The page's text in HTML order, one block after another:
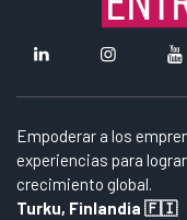
Empoderar a los
experiencias para
crecimiento global.
Turku, Finlandia 🇫🇮